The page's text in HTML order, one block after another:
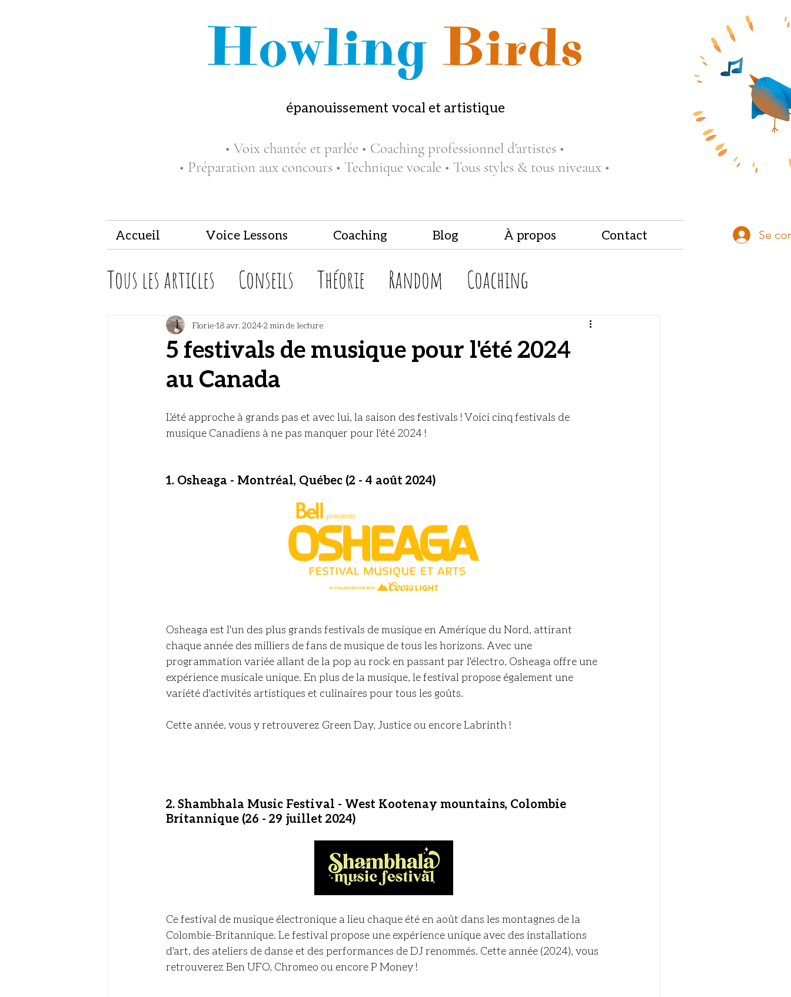
Howling Birds
épanouissement vocal et artistique
• Voix chantée et parlée • Coaching professionnel d'artistes •
• Préparation aux concours • Technique vocale • Tous styles & tous niveaux •
Accueil Voice Lessons Coaching Blog À propos Contact Se
Tous les articles Conseils Théorie Random Coaching
5 festivals de musique pour l'été 2024
au Canada
Florie 18 avr. 2024 2 min de lecture
L'été approche à grands pas et avec lui, la saison des festivals ! Voici cinq festivals de
musique Canadiens à ne pas manquer pour l'été 2024 !
1. Osheaga - Montréal, Québec (2 - 4 août 2024)
Osheaga est l'un des plus grands festivals de musique en Amérique du Nord, attirant
chaque année des milliers de fans de musique de tous les horizons. Avec une
programmation variée allant de la pop au rock en passant par l'électro, Osheaga offre une
expérience musicale unique. En plus de la musique, le festival propose également une
variété d'activités artistiques et culinaires pour tous les goûts.
Cette année, vous y retrouverez Green Day, Justice ou encore Labrinth !
2. Shambhala Music Festival - West Kootenay mountains, Colombie
Britannique (26 - 29 juillet 2024)
Ce festival de musique électronique a lieu chaque été en août dans les montagnes de la
Colombie-Britannique. Le festival propose une expérience unique avec des installations
d'art, des ateliers de danse et des performances de DJ renommés. Cette année (2024), vous
retrouverez Ben UFO, Chromeo ou encore P Money !